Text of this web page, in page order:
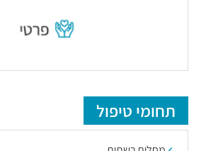
תחומי טיפול